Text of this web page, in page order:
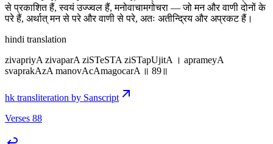
से प्रकाशित हैं, स्वयं उज्ज्वल हैं, मनोवाचामगोचरा — जो मन और वाणी दोनों के
परे हैं, अर्थात् मन से परे और वाणी से परे, अतः अतीन्द्रिय और अप्रकट हैं।
hindi translation
zivapriyA zivaparA ziSTeSTA ziSTapUjitA । aprameyA
svaprakAzA manovAcAmagocarA ॥ 89॥
hk transliteration by Sanscript
Verses 88